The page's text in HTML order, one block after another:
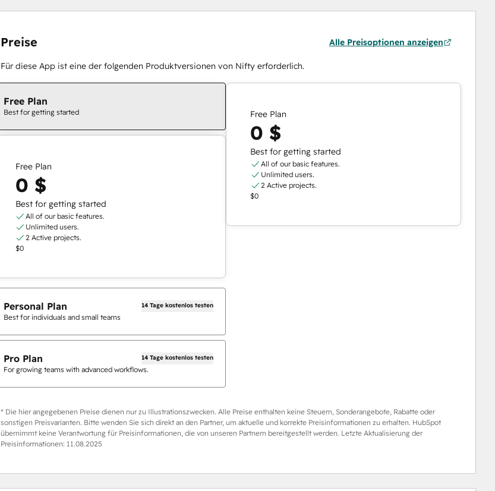
Preise Alle Preisoptionen anzeigen
Für diese App ist eine der folgenden Produktversionen von Nifty erforderlich.
Free Plan
Best for getting started
Free Plan
0 $
Best for getting started
All of our basic features.
Unlimited users.
2 Active projects.
$0
Personal Plan 14 Tage kostenlos testen
Best for individuals and small teams
Pro Plan 14 Tage kostenlos testen
For growing teams with advanced workflows.
Free Plan
0 $
Best for getting started
All of our basic features.
Unlimited users.
2 Active projects.
$0
* Die hier angegebenen Preise dienen nur zu Illustrationszwecken. Alle Preise enthalten keine Steuern, Sonderangebote, Rabatte oder
sonstigen Preisvarianten. Bitte wenden Sie sich direkt an den Partner, um aktuelle und korrekte Preisinformationen zu erhalten. HubSpot
übernimmt keine Verantwortung für Preisinformationen, die von unseren Partnern bereitgestellt werden. Letzte Aktualisierung der
Preisinformationen: 11.08.2025